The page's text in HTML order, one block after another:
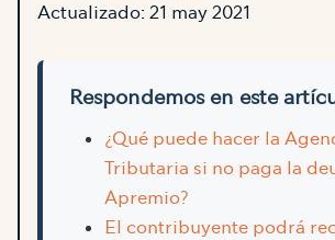
Actualizado: 21 may 2021
Respondemos en este
¿Qué puede hacer la
Tributaria si no paga la
Apremio?
El contribuyente podrá